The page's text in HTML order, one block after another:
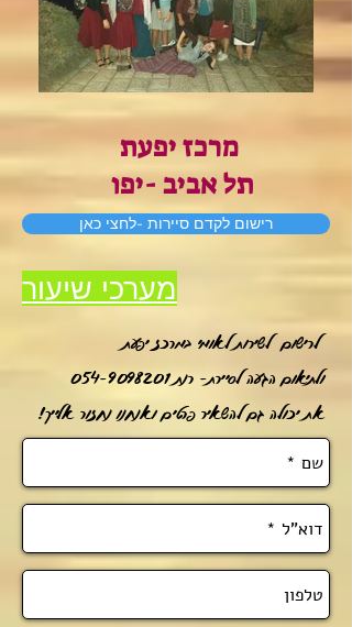
מרכז יפעת
תל אביב -יפו
רישום לקדם סיירות -לחצי כאן
מערכי שיעור
לרישום לשירות לאומי במרכז יפעת
ולתיאום הגעה לסיירת- רנת054-9098201
את יכולה גם להשאיר פרטים ואנחנו נחזור אלייך!